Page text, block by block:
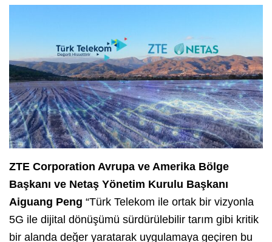
ZTE Corporation Avrupa ve Amerika Bölge
Başkanı ve Netaş Yönetim Kurulu Başkanı
Aiguang Peng “Türk Telekom ile ortak bir vizyonla
5G ile dijital dönüşümü sürdürülebilir tarım gibi kritik
bir alanda değer yaratarak uygulamaya geçiren bu